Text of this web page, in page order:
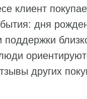
клиент
дня
поддержки
других